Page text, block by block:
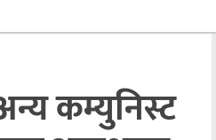
कम्युनिस्ट